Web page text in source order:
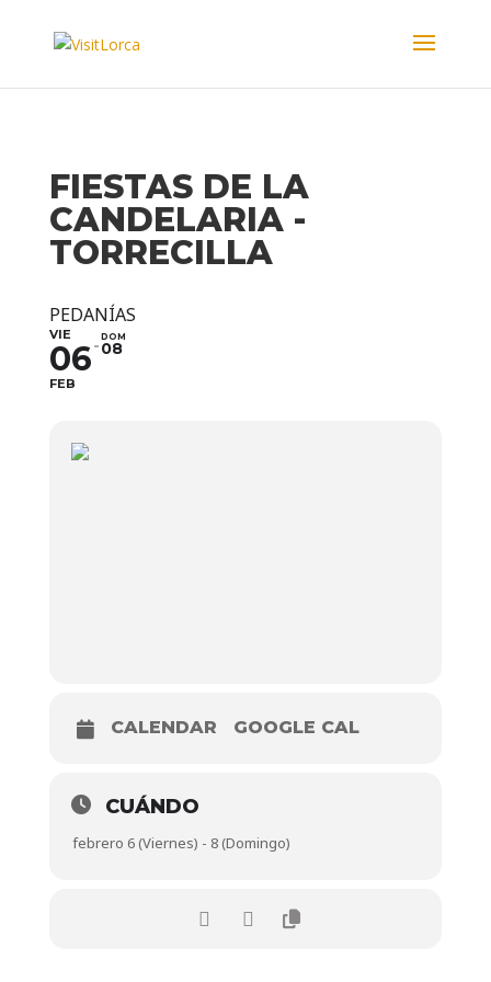
FIESTAS DE LA
CANDELARIA -
TORRECILLA
PEDANÍAS
VIE
06
FEB
DOM
08
CALENDAR GOOGLE CAL
CUÁNDO
febrero 6 (Viernes) - 8 (Domingo)